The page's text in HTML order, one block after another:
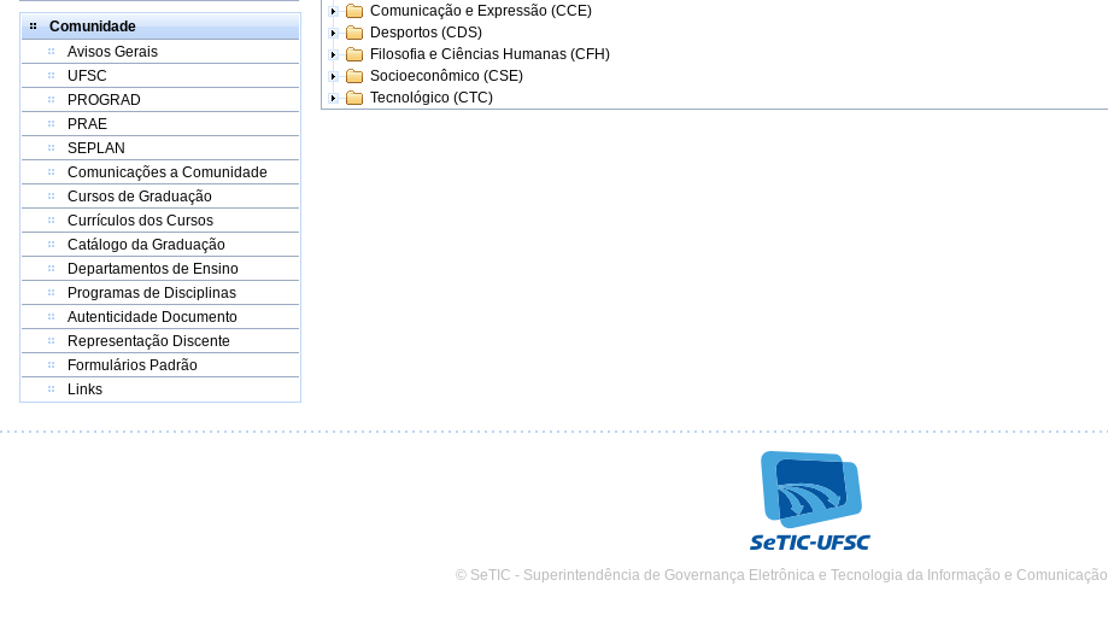
Comunidade
Avisos Gerais
UFSC
PROGRAD
PRAE
SEPLAN
Comunicações a Comunidade
Cursos de Graduação
Currículos dos Cursos
Catálogo da Graduação
Departamentos de Ensino
Programas de Disciplinas
Autenticidade Documento
Representação Discente
Formulários Padrão
Links
Comunicação e Expressão (CCE)
Desportos (CDS)
Filosofia e Ciências Humanas (CFH)
Socioeconômico (CSE)
Tecnológico (CTC)
© SeTIC - Superintendência de Governança Eletrônica e Tecnologia da Informação e Comunicação